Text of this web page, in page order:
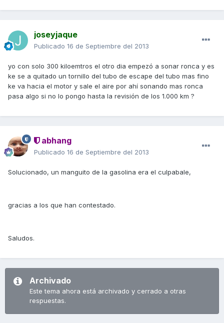
joseyjaque
Publicado 16 de Septiembre del 2013
yo con solo 300 kiloemtros el otro dia empezó a sonar ronca y es
ke se a quitado un tornillo del tubo de escape del tubo mas fino
ke va hacia el motor y sale el aire por ahí sonando mas ronca
pasa algo si no lo pongo hasta la revisión de los 1.000 km ?
abhang
Publicado 16 de Septiembre del 2013
Solucionado, un manguito de la gasolina era el culpabale,
gracias a los que han contestado.
Saludos.
Archivado
Este tema ahora está archivado y cerrado a otras
respuestas.